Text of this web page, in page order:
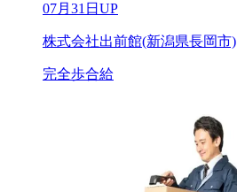
07月31日UP
株式会社出前館(新潟県長岡市)
完全歩合給